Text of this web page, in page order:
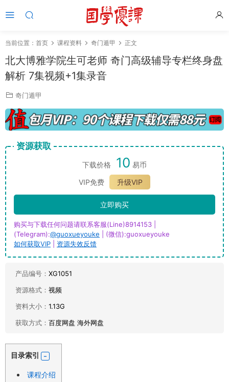
当前位置： 首页 课程资料 奇门遁甲 正文
北大博雅学院生可老师 奇门高级辅导专栏终身盘
解析 7集视频+1集录音
奇门遁甲
资源获取
下载价格 10 易币
VIP免费
升级VIP
立即购买
购买与下载任何问题请联系客服(Line)8914153 |
(Telegram):@guoxueyouke | (微信):guoxueyouke
如何获取VIP
资源失效反馈
产品编号： XG1051
资源格式： 视频
资料大小： 1.13G
获取方式： 百度网盘 海外网盘
目录索引
课程介绍